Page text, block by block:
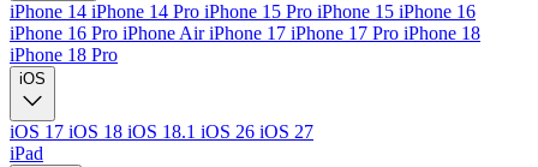
iPhone 14 iPhone 14 Pro iPhone 15 Pro iPhone 15 iPhone 16
iPhone 16 Pro iPhone AiriPhone 17 iPhone 17 Pro iPhone 18
iPhone 18 Pro
iOS
iOS 17 iOS 18 iOS 18.1 iOS 26 iOS 27
iPad